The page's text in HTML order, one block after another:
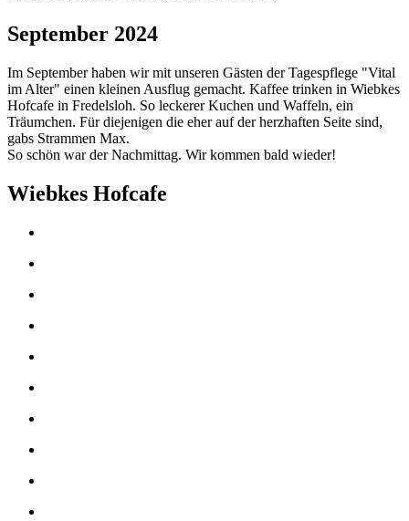
September 2024
Im September haben wir mit unseren Gästen der Tagespflege "Vital
im Alter" einen kleinen Ausflug gemacht. Kaffee trinken in Wiebkes
Hofcafe in Fredelsloh. So leckerer Kuchen und Waffeln, ein
Träumchen. Für diejenigen die eher auf der herzhaften Seite sind,
gabs Strammen Max.
So schön war der Nachmittag. Wir kommen bald wieder!
Wiebkes Hofcafe